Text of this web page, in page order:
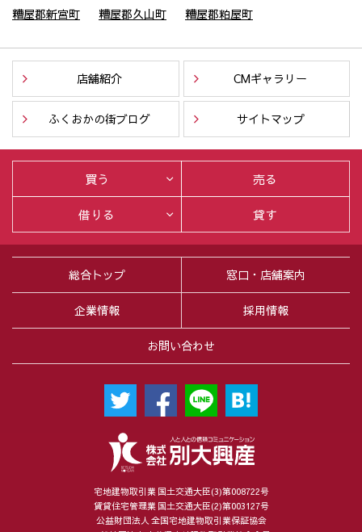
糟屋郡新宮町
糟屋郡久山町 糟屋郡粕屋町
店舗紹介 CMギャラリー
ふくおかの街ブログ サイトマップ
宅地建物取引業 国土交通大臣(3)第008722号
賃貸住宅管理業 国土交通大臣(2)第003127号
公益財団法人 全国宅地建物取引業保証協会
総合トップ 窓口・店舗案内
企業情報 採用情報
お問い合わせ
買う
売る
借りる
貸す